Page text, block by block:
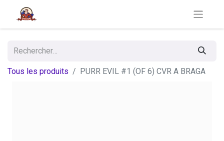
Tous les produits PURR EVIL #1 (OF 6) CVR A BRAGA